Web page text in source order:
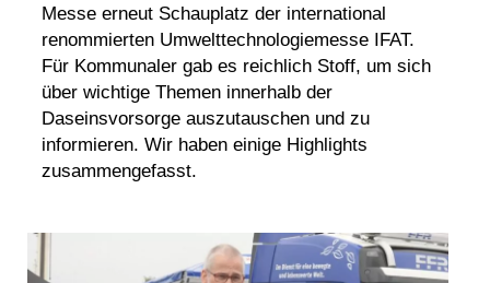
Messe erneut Schauplatz der international
renommierten Umwelttechnologiemesse IFAT.
Für Kommunaler gab es reichlich Stoff, um sich
über wichtige Themen innerhalb der
Daseinsvorsorge auszutauschen und zu
informieren. Wir haben einige Highlights
zusammengefasst.